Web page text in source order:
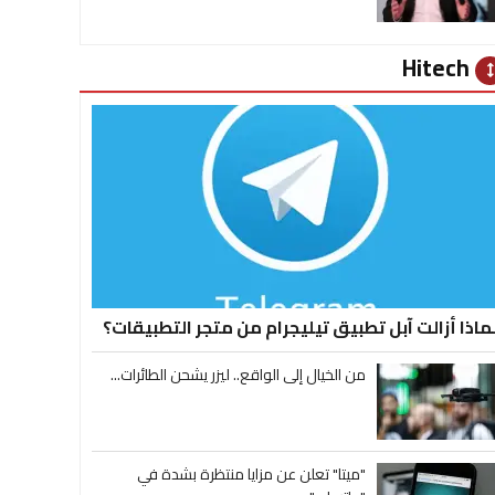
أزالت آبل تطبيق تيليجرام من متجر التطبيقات؟
من الخيال إلى الواقع.. ليزر يشحن الطائرات...
"ميتا" تعلن عن مزايا منتظرة بشدة في